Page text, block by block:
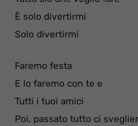
È solo divertirmi
Solo divertirmi
Faremo festa
E lo faremo con te e
Tutti i tuoi amici
Poi, passato tutto ci